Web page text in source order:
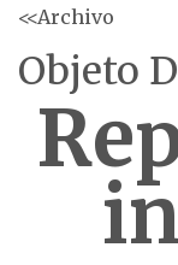
<<Archivo
Objeto